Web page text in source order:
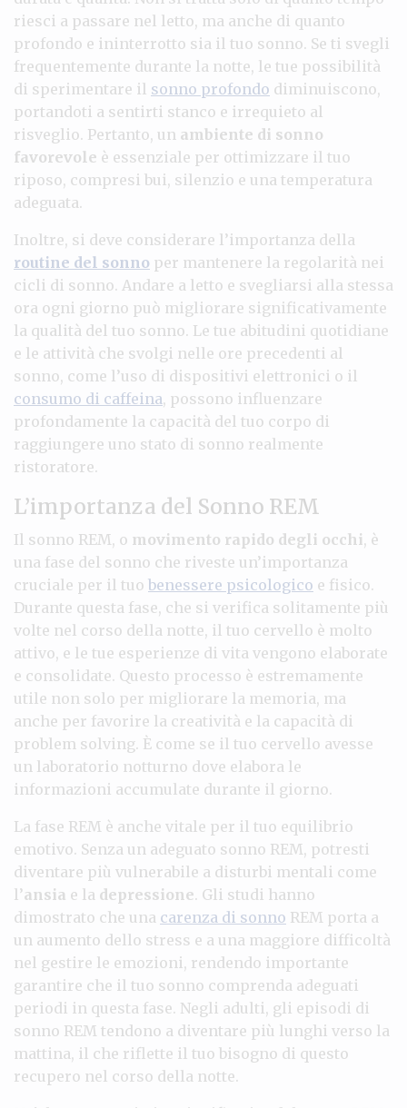
riesci a passare nel letto, ma anche di quanto
profondo e ininterrotto sia il tuo sonno. Se ti svegli
frequentemente durante la notte, le tue possibilità
di sperimentare il sonno profondo diminuiscono,
portandoti a sentirti stanco e irrequieto al
risveglio. Pertanto, un ambiente di sonno
favorevole è essenziale per ottimizzare il tuo
riposo, compresi bui, silenzio e una temperatura
adeguata.
Inoltre, si deve considerare l’importanza della
routine del sonno per mantenere la regolarità nei
cicli di sonno. Andare a letto e svegliarsi alla stessa
ora ogni giorno può migliorare significativamente
la qualità del tuo sonno. Le tue abitudini quotidiane
e le attività che svolgi nelle ore precedenti al
sonno, come l’uso di dispositivi elettronici o il
consumo di caffeina, possono influenzare
profondamente la capacità del tuo corpo di
raggiungere uno stato di sonno realmente
ristoratore.
L’importanza del Sonno REM
Il sonno REM, o movimento rapido degli occhi, è
una fase del sonno che riveste un’importanza
cruciale per il tuo benessere psicologico e fisico.
Durante questa fase, che si verifica solitamente più
volte nel corso della notte, il tuo cervello è molto
attivo, e le tue esperienze di vita vengono elaborate
e consolidate. Questo processo è estremamente
utile non solo per migliorare la memoria, ma
anche per favorire la creatività e la capacità di
problem solving. È come se il tuo cervello avesse
un laboratorio notturno dove elabora le
informazioni accumulate durante il giorno.
La fase REM è anche vitale per il tuo equilibrio
emotivo. Senza un adeguato sonno REM, potresti
diventare più vulnerabile a disturbi mentali come
l’ansia e la depressione. Gli studi hanno
dimostrato che una carenza di sonno REM porta a
un aumento dello stress e a una maggiore difficoltà
nel gestire le emozioni, rendendo importante
garantire che il tuo sonno comprenda adeguati
periodi in questa fase. Negli adulti, gli episodi di
sonno REM tendono a diventare più lunghi verso la
mattina, il che riflette il tuo bisogno di questo
recupero nel corso della notte.